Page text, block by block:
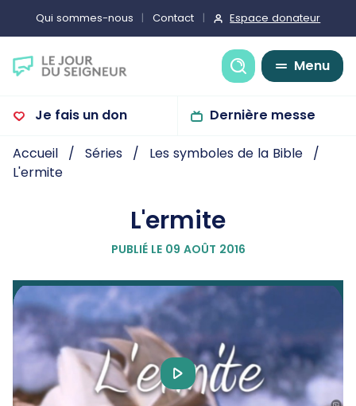
Qui sommes-nous Contact Espace donateur
Recherche
Menu
Je fais un don Dernière messe
Accueil Séries
Les symboles de la Bible
L'ermite
L'ermite
PUBLIÉ LE 09 AOÛT 2016
Play
Video